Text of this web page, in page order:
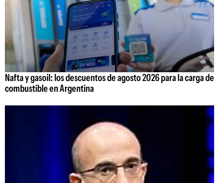
Nafta y gasoil: los descuentos de agosto 2026 para la carga de
combustible en Argentina